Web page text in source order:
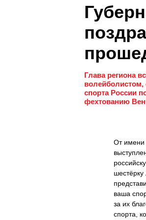
Глава региона
спорта России
фехтованию
От имени
ваша
за их
спорта,